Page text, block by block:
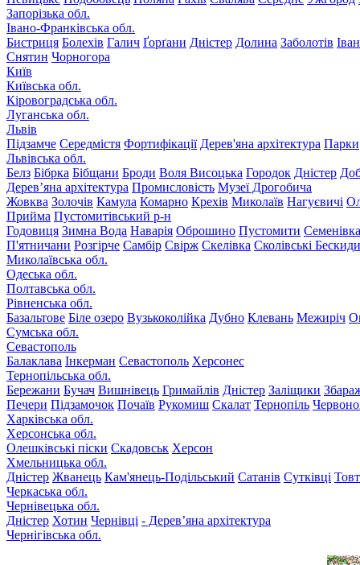
Запорізька обл.
Івано-Франківська обл.
Бистриця Болехів Галич Ґорґани Дністер Долина Заболотів
Снятин Чорногора
Київ
Київська обл.
Кіровоградська обл.
Луганська обл.
Львів
Підзамче Середмістя Фортифікації Дерев'яна архітектура Парки
Львівська обл.
Белз Бібрка Бібщани Броди Воля Висоцька Городок Дністер
Дерев’яна архітектура Промисловість Музеї Дрогобича
Жовква Золочів Камула Комарно Крехів Миколаїв Нагуєвичі
Прийма Пустомитівський р-н
Годовиця Зимна Вода Наварія Оброшино Пустомити Семенівка
П'ятничани Розгірче Самбір Свірж Скелівка Сколівські Бескиди
Миколаївська обл.
Одеська обл.
Полтавська обл.
Рівненська обл.
Базальтове Біле озеро Вузькоколійка Дубно Клевань Межиріч
Сумська обл.
Севастополь
Балаклава Інкерман Севастополь Херсонес
Тернопільська обл.
Бережани Бучач Вишнівець Гримайлів Дністер Заліщики
Печери Підзамочок Почаїв Рукомиш Скалат Тернопіль
Харківська обл.
Херсонська обл.
Олешківські піски Скадовськ Херсон
Хмельницька обл.
Дністер Жванець Кам'янець-Подільський Сатанів Сутківці
Черкаська обл.
Чернівецька обл.
Дністер Хотин Чернівці - Дерев’яна архітектура
Чернігівська обл.